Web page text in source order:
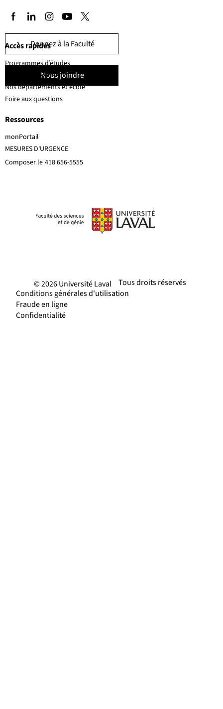
Donnez à la Faculté
Nous joindre
MESURES D'URGENCE
Composer le 418 656-5555
Accès rapides
Ressources
Programmes d’études
Corps professoral
Nos départements et école
Foire aux questions
monPortail
Tous droits réservés
© 2026 Université Laval
Conditions générales d'utilisation
Fraude en ligne
Confidentialité